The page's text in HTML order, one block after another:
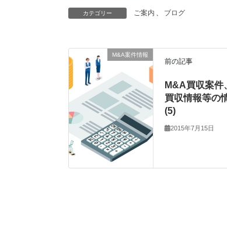
カテゴリー ご案内 、 ブログ
M&A案件情報
前の記事
M&A買収案件
買収情報等の
(5)
2015年7月15日